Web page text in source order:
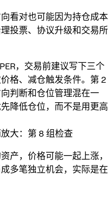
看对也可能因为持仓成本
投票、协议升级和交易所
，交易前建议写下三个
格、减仓触发条件。第 2
判断和仓位管理混在一
降低仓位，而不是用更高
大：第 8 组检查
产，价格可能一起上涨，
多笔独立机会，实际是在